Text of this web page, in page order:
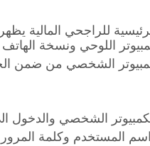
للراجحي المالية
اللوحي ونسخة
الشخصي من ضمن
الشخصي والدخول
المستخدم وكلمة